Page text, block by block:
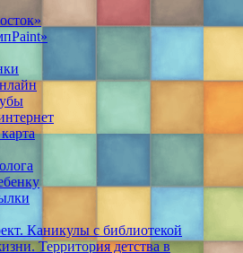
Каникулы с библиотекой
Территория детства в